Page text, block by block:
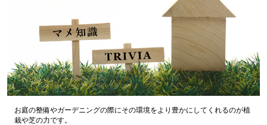
お庭の整備やガーデニングの際にその環境をより豊かにしてくれるのが植
栽や芝の力です。